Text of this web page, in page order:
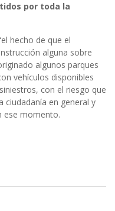
por toda la
hecho de que el
alguna sobre
algunos parques
vehículos disponibles
con el riesgo que
ciudadanía en general y
ese momento.